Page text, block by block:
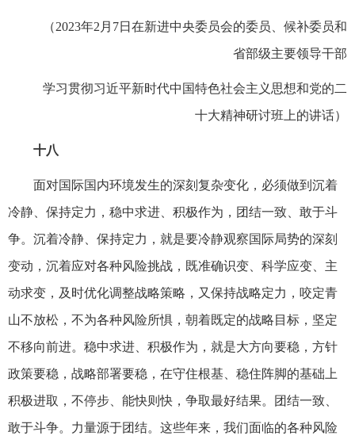
（2023年2月7日在新进中央委员会的委员、候补委员和
省部级主要领导干部
学习贯彻习近平新时代中国特色社会主义思想和党的二
十大精神研讨班上的讲话）
十八
面对国际国内环境发生的深刻复杂变化，必须做到沉着
冷静、保持定力，稳中求进、积极作为，团结一致、敢于斗
争。沉着冷静、保持定力，就是要冷静观察国际局势的深刻
变动，沉着应对各种风险挑战，既准确识变、科学应变、主
动求变，及时优化调整战略策略，又保持战略定力，咬定青
山不放松，不为各种风险所惧，朝着既定的战略目标，坚定
不移向前进。稳中求进、积极作为，就是大方向要稳，方针
政策要稳，战略部署要稳，在守住根基、稳住阵脚的基础上
积极进取，不停步、能快则快，争取最好结果。团结一致、
敢于斗争。力量源于团结。这些年来，我们面临的各种风险